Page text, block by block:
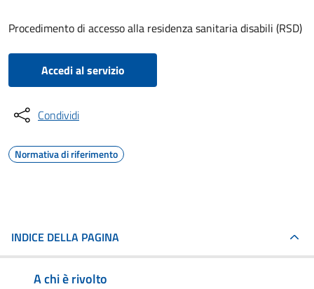
Procedimento di accesso alla residenza sanitaria disabili (RSD)
Accedi al servizio
Condividi
Normativa di riferimento
INDICE DELLA PAGINA
A chi è rivolto